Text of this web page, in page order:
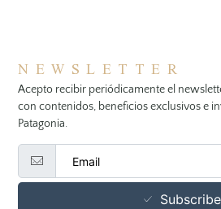
NEWSLETTER
Acepto recibir periódicamente el
con contenidos, beneficios exclusivos e
Patagonia.
Subscribe